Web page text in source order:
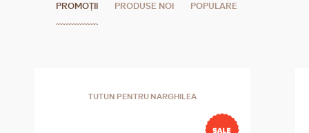
PROMOȚII PRODUSE NOI POPULARE
TUTUN PENTRU NARGHILEA